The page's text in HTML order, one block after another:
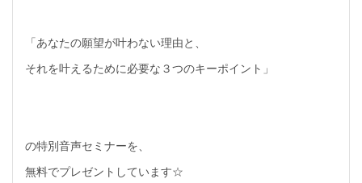
「あなたの願望が叶わない理由と、
それを叶えるために必要な３つのキーポイント」
の特別音声セミナーを、
無料でプレゼントしています☆